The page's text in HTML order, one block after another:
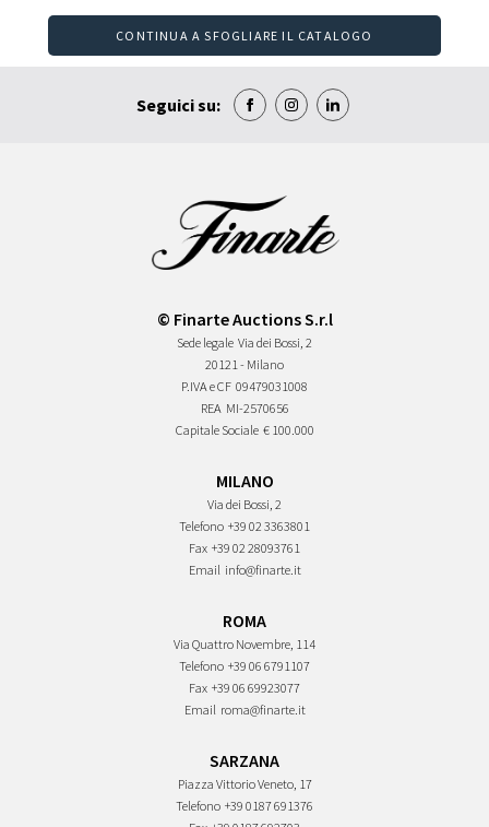
CONTINUA A SFOGLIARE IL CATALOGO
Seguici su:
© Finarte Auctions S.r.l
Sede legale Via dei Bossi, 2
20121 - Milano
P.IVA e CF 09479031008
REA MI-2570656
Capitale Sociale € 100.000
MILANO
Via dei Bossi, 2
Telefono +39 02 3363801
Fax +39 02 28093761
Email info@finarte.it
ROMA
Via Quattro Novembre, 114
Telefono +39 06 6791107
Fax +39 06 69923077
Email roma@finarte.it
SARZANA
Piazza Vittorio Veneto, 17
Telefono +39 0187 691376